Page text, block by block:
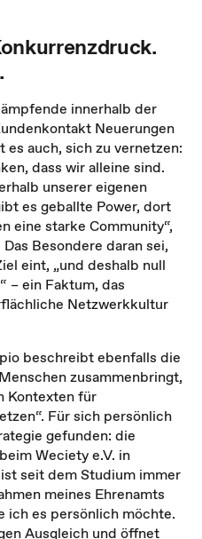
innerhalb der
Neuerungen
auch, sich zu vernetzen:
dass wir alleine sind.
unserer eigenen
es geballte Power, dort
eine starke Community“,
Besondere daran sei,
eint, „und deshalb null
– ein Faktum, das
Netzwerkkultur
beschreibt ebenfalls die
zusammenbringt,
Kontexten für
Für sich persönlich
gefunden: die
Weciety e.V. in
seit dem Studium immer
meines Ehrenamts
ich es persönlich möchte.
Ausgleich und öffnet